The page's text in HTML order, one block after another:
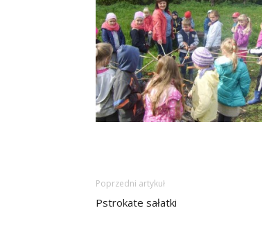
Poprzedni artykuł
Pstrokate sałatki